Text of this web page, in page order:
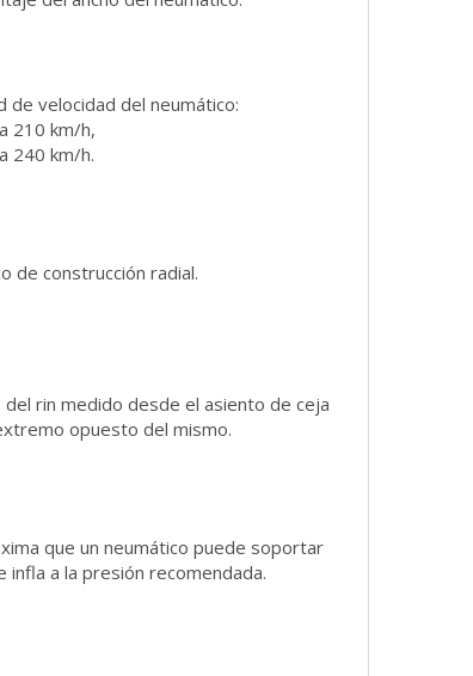
de velocidad del neumático:
210 km/h,
240 km/h.
de construcción radial.
rin medido desde el asiento de ceja
opuesto del mismo.
que un neumático puede soportar
infla a la presión recomendada.